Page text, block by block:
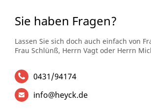
Sie haben Fragen?
Lassen Sie sich doch auch einfach von
Frau Schlünß, Herrn Vagt oder Herrn
0431/94174
info@heyck.de